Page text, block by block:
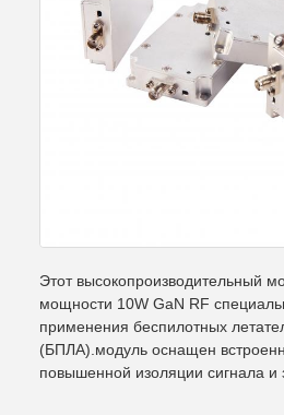
Этот высокопроизводительный
мощности 10W GaN RF
применения беспилотных
(БПЛА).модуль оснащен
повышенной изоляции сигнала